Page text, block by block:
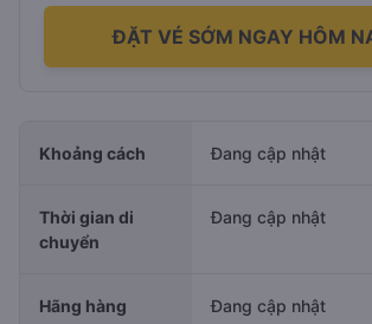
ĐẶT VÉ SỚM NGAY HÔM
Khoảng cách Đang cập nhật
Thời gian di
chuyển
Đang cập nhật
Hãng hàng
Đang cập nhật